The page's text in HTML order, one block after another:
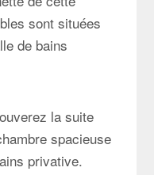
sont situées
de bains
la suite
spacieuse
privative.